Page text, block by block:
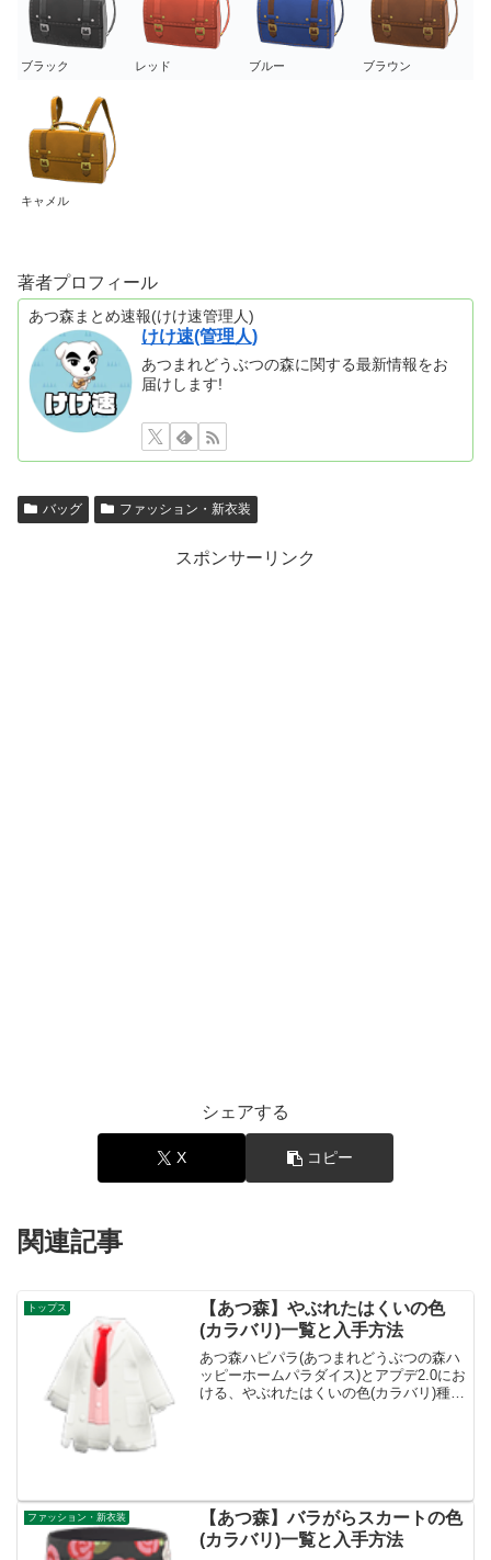
ブラック レッド ブルー ブラウン
キャメル
著者プロフィール
あつ森まとめ速報(けけ速管理人)
けけ速(管理人)
あつまれどうぶつの森に関する最新情報をお
届けします!
バッグ ファッション・新衣装
スポンサーリンク
シェアする
X コピー
関連記事
トップス
【あつ森】やぶれたはくいの色
(カラバリ)一覧と入手方法
あつ森ハピパラ(あつまれどうぶつの森ハ
ッピーホームパラダイス)とアプデ2.0にお
ける、やぶれたはくいの色(カラバリ)種類
ファッション・新衣装
【あつ森】バラがらスカートの色
(カラバリ)一覧と入手方法